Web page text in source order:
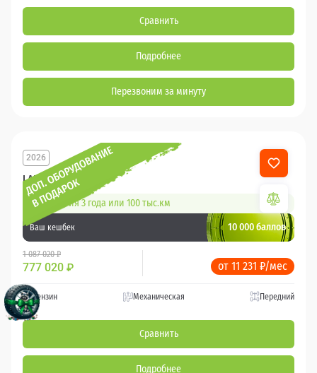
Сравнить
Подробнее
Перезвоним за минуту
LADA Granta
2026
Гарантия 3 года или 100 тыс.км
Ваш кешбек 10 000 баллов
1 087 020 ₽
777 020 ₽ от 11 231 ₽/мес
Бензин Механическая Передний
Сравнить
Подробнее